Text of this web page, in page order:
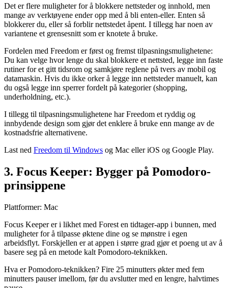
Det er flere muligheter for å blokkere nettsteder og innhold, men
mange av verktøyene ender opp med å bli enten-eller. Enten så
blokkerer du, eller så forblir nettstedet åpent. I tillegg har noen av
variantene et grensesnitt som er knotete å bruke.
Fordelen med Freedom er først og fremst tilpasningsmulighetene:
Du kan velge hvor lenge du skal blokkere et nettsted, legge inn faste
rutiner for et gitt tidsrom og samkjøre reglene på tvers av mobil og
datamaskin. Hvis du ikke orker å legge inn nettsteder manuelt, kan
du også legge inn sperrer fordelt på kategorier (shopping,
underholdning, etc.).
I tillegg til tilpasningsmulighetene har Freedom et ryddig og
innbydende design som gjør det enklere å bruke enn mange av de
kostnadsfrie alternativene.
Last ned Freedom til Windows og Mac eller iOS og Google Play.
3. Focus Keeper: Bygger på Pomodoro-
prinsippene
Plattformer: Mac
Focus Keeper er i likhet med Forest en tidtager-app i bunnen, med
muligheter for å tilpasse øktene dine og se mønstre i egen
arbeidsflyt. Forskjellen er at appen i større grad gjør et poeng ut av å
basere seg på en metode kalt Pomodoro-teknikken.
Hva er Pomodoro-teknikken? Fire 25 minutters økter med fem
minutters pauser imellom, før du avslutter med en lengre, halvtimes